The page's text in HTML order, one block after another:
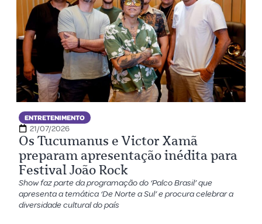
ENTRETENIMENTO
21/07/2026
Os Tucumanus e Victor Xamã
preparam apresentação inédita para
Festival João Rock
Show faz parte da programação do ‘Palco Brasil’ que
apresenta a temática ‘De Norte a Sul’ e procura celebrar a
diversidade cultural do país